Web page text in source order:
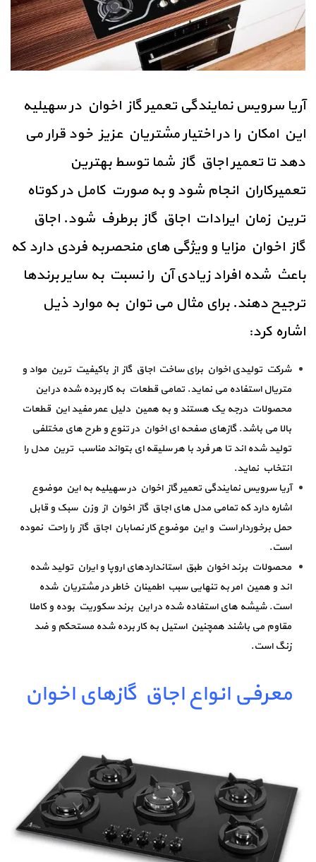
آریا سرویس نمایندگی تعمیر گاز اخوان در سهیلیه
این امکان را در اختیار مشتریان عزیز خود قرار می
دهد تا تعمیر اجاق گاز شما توسط بهترین
تعمیرکاران انجام شود و به صورت کامل در کوتاه
ترین زمان ایرادات اجاق گاز برطرف شود. اجاق
گاز اخوان مزایا و ویژگی های منحصربه فردی دارد که
باعث شده افراد زیادی آن را نسبت به سایر برندها
ترجیح دهند. برای مثال می توان به موارد ذیل
اشاره کرد:
شرکت تولیدی اخوان برای ساخت اجاق گاز از باکیفیت ترین مواد و
متریال استفاده می نماید. تمامی قطعات به کار برده شده در این
محصولات درجه یک هستند و به همین دلیل عمر مفید این قطعات
بالا می باشد. گازهای صفحه ای اخوان در تنوع و طرح های مختلفی
تولید شده اند تا هر فرد با هر سلیقه ای بتواند مناسب ترین مدل را
انتخاب نماید.
آریا سرویس نمایندگی تعمیر گاز اخوان در سهیلیه به این موضوع
اشاره دارد که تمامی مدل های اجاق گاز اخوان از وزن سبک و قابل
حمل برخوردار است و این موضوع کار نصابان اجاق گاز را راحت نموده
است.
محصولات برند اخوان طبق استانداردهای اروپا و ایران تولید شده
اند و همین امر به تنهایی سبب اطمینان خاطر در مشتریان شده
است. شیشه های استفاده شده در این برند سکوریت بوده و کاملا
مقاوم می باشند همچنین استیل به کار برده شده مستحکم و ضد
زنگ است.
معرفی انواع اجاق گازهای اخوان